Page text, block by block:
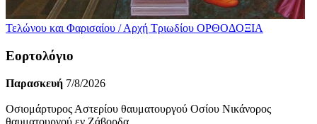
Τελώνου και Φαρισαίου / Αρχή Τριωδίου ΟΡΘΟΔΟΞΙΑ
Εορτολόγιο
Παρασκευή 7/8/2026
Οσιομάρτυρος Αστερίου θαυματουργού Οσίου Νικάνορος
θαυματουργού εν Ζάβορδα